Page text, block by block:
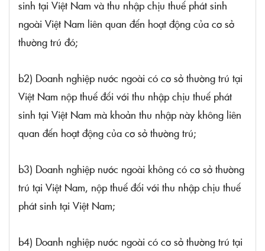
sinh tại Việt Nam và thu nhập chịu thuế phát sinh
ngoài Việt Nam liên quan đến hoạt động của cơ sở
thường trú đó;
b2) Doanh nghiệp nước ngoài có cơ sở thường trú tại
Việt Nam nộp thuế đối với thu nhập chịu thuế phát
sinh tại Việt Nam mà khoản thu nhập này không liên
quan đến hoạt động của cơ sở thường trú;
b3) Doanh nghiệp nước ngoài không có cơ sở thường
trú tại Việt Nam, nộp thuế đối với thu nhập chịu thuế
phát sinh tại Việt Nam;
b4) Doanh nghiệp nước ngoài có cơ sở thường trú tại